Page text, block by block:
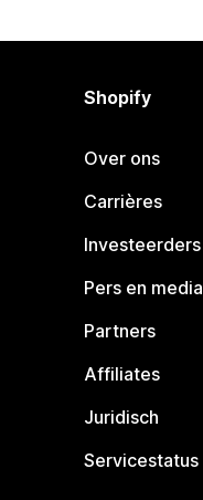
Shopify
Over ons
Carrières
Investeerders
Pers en media
Partners
Affiliates
Juridisch
Servicestatus